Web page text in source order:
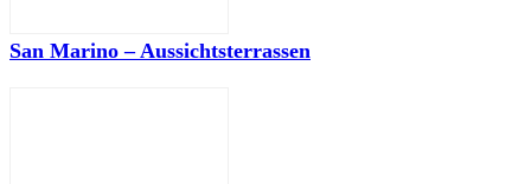
San Marino – Aussichtsterrassen